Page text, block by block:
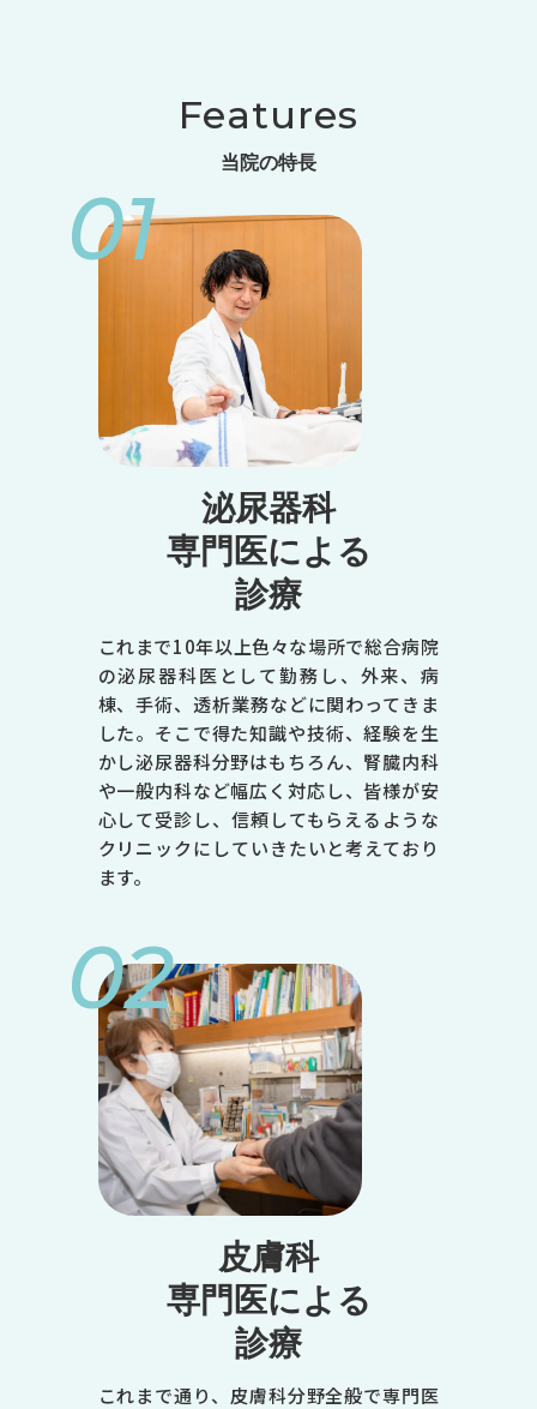
Features
当院の特長
01
泌尿器科
専門医による
診療
これまで10年以上色々な場所で総合病院
の泌尿器科医として勤務し、外来、病
棟、手術、透析業務などに関わってきま
した。そこで得た知識や技術、経験を生
かし泌尿器科分野はもちろん、腎臓内科
や一般内科など幅広く対応し、皆様が安
心して受診し、信頼してもらえるような
クリニックにしていきたいと考えており
ます。
02
皮膚科
専門医による
診療
これまで通り、皮膚科分野全般で専門医